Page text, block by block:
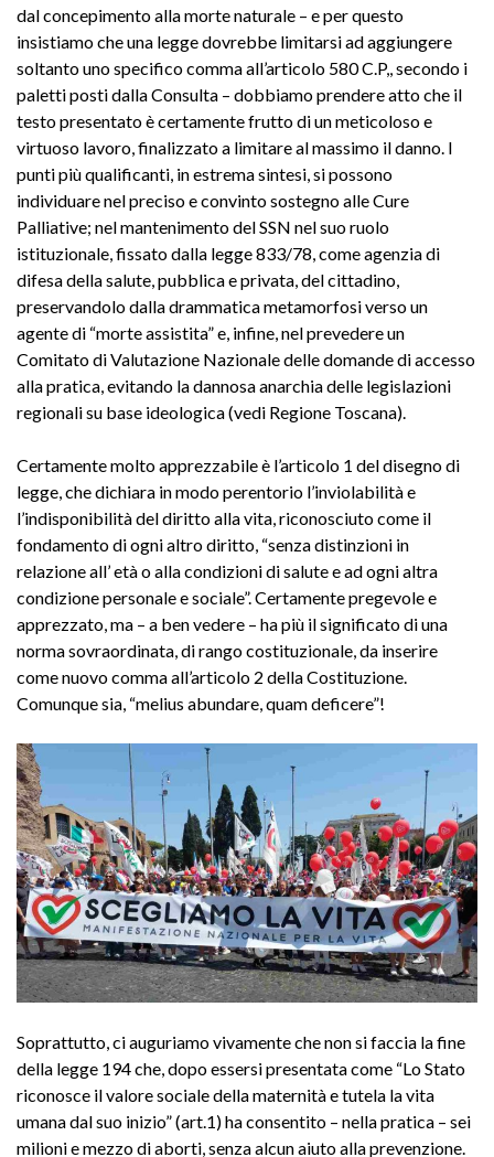
dal concepimento alla morte naturale – e per questo
insistiamo che una legge dovrebbe limitarsi ad aggiungere
soltanto uno specifico comma all’articolo 580 C.P,, secondo i
paletti posti dalla Consulta – dobbiamo prendere atto che il
testo presentato è certamente frutto di un meticoloso e
virtuoso lavoro, finalizzato a limitare al massimo il danno. I
punti più qualificanti, in estrema sintesi, si possono
individuare nel preciso e convinto sostegno alle Cure
Palliative; nel mantenimento del SSN nel suo ruolo
istituzionale, fissato dalla legge 833/78, come agenzia di
difesa della salute, pubblica e privata, del cittadino,
preservandolo dalla drammatica metamorfosi verso un
agente di “morte assistita” e, infine, nel prevedere un
Comitato di Valutazione Nazionale delle domande di accesso
alla pratica, evitando la dannosa anarchia delle legislazioni
regionali su base ideologica (vedi Regione Toscana).
Certamente molto apprezzabile è l’articolo 1 del disegno di
legge, che dichiara in modo perentorio l’inviolabilità e
l’indisponibilità del diritto alla vita, riconosciuto come il
fondamento di ogni altro diritto, “senza distinzioni in
relazione all’ età o alla condizioni di salute e ad ogni altra
condizione personale e sociale”. Certamente pregevole e
apprezzato, ma – a ben vedere – ha più il significato di una
norma sovraordinata, di rango costituzionale, da inserire
come nuovo comma all’articolo 2 della Costituzione.
Comunque sia, “melius abundare, quam deficere”!
Soprattutto, ci auguriamo vivamente che non si faccia la fine
della legge 194 che, dopo essersi presentata come “Lo Stato
riconosce il valore sociale della maternità e tutela la vita
umana dal suo inizio” (art.1) ha consentito – nella pratica – sei
milioni e mezzo di aborti, senza alcun aiuto alla prevenzione.